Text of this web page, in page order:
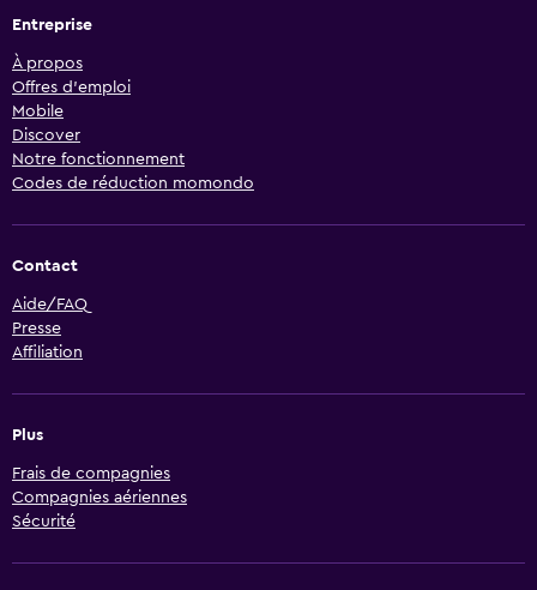
Entreprise
À propos
Offres d’emploi
Mobile
Discover
Notre fonctionnement
Codes de réduction momondo
Contact
Aide/FAQ
Presse
Affiliation
Plus
Frais de compagnies
Compagnies aériennes
Sécurité